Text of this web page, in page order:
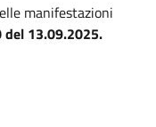
manifestazioni
del 13.09.2025.